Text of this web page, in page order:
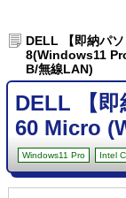
DELL 【即納パ
8(Windows11
B/無線LAN)
DELL 【
60 Micro
Windows11 Pro Intel